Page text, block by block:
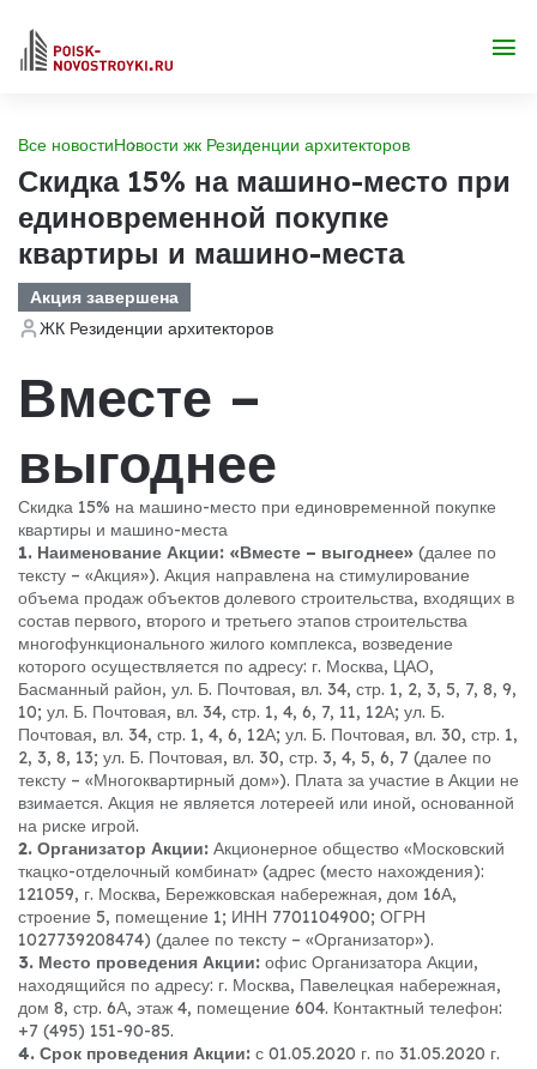
Все новостиНовости жк Резиденции архитекторов
Скидка 15% на машино-место при
единовременной покупке
квартиры и машино-места
Акция завершена
ЖК Резиденции архитекторов
Вместе –
выгоднее
Скидка 15% на машино-место при единовременной покупке
квартиры и машино-места
1. Наименование Акции: «Вместе – выгоднее» (далее по
тексту – «Акция»). Акция направлена на стимулирование
объема продаж объектов долевого строительства, входящих в
состав первого, второго и третьего этапов строительства
многофункционального жилого комплекса, возведение
которого осуществляется по адресу: г. Москва, ЦАО,
Басманный район, ул. Б. Почтовая, вл. 34, стр. 1, 2, 3, 5, 7, 8, 9,
10; ул. Б. Почтовая, вл. 34, стр. 1, 4, 6, 7, 11, 12А; ул. Б.
Почтовая, вл. 34, стр. 1, 4, 6, 12А; ул. Б. Почтовая, вл. 30, стр. 1,
2, 3, 8, 13; ул. Б. Почтовая, вл. 30, стр. 3, 4, 5, 6, 7 (далее по
тексту – «Многоквартирный дом»). Плата за участие в Акции не
взимается. Акция не является лотереей или иной, основанной
на риске игрой.
2. Организатор Акции: Акционерное общество «Московский
ткацко-отделочный комбинат» (адрес (место нахождения):
121059, г. Москва, Бережковская набережная, дом 16А,
строение 5, помещение 1; ИНН 7701104900; ОГРН
1027739208474) (далее по тексту – «Организатор»).
3. Место проведения Акции: офис Организатора Акции,
находящийся по адресу: г. Москва, Павелецкая набережная,
дом 8, стр. 6А, этаж 4, помещение 604. Контактный телефон:
+7 (495) 151-90-85.
4. Срок проведения Акции: с 01.05.2020 г. по 31.05.2020 г.